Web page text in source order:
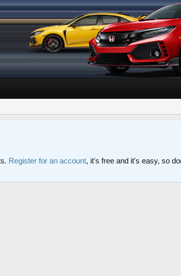
Register for an account, it's free and it's easy, so